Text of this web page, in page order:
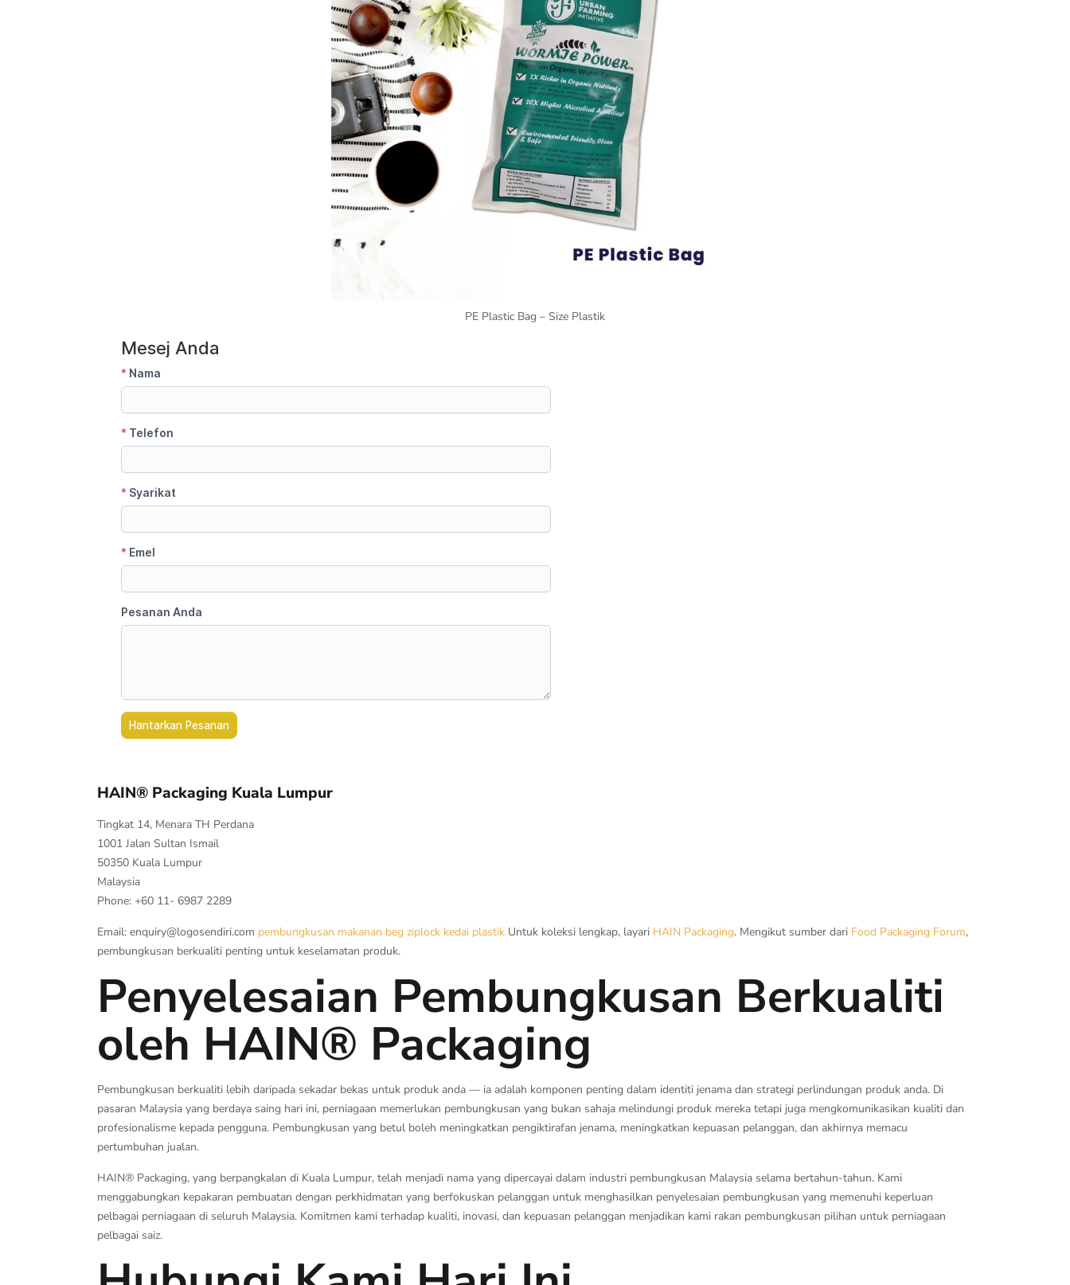
PE Plastic Bag – Size Plastik
HAIN® Packaging Kuala Lumpur
Tingkat 14, Menara TH Perdana
1001 Jalan Sultan Ismail
50350 Kuala Lumpur
Malaysia
Phone: +60 11- 6987 2289
Email:enquiry@logosendiri.com pembungkusan makanan beg ziplock kedai plastik Untuk koleksi lengkap, layari HAIN Packaging. Mengikut sumber dari Food Packaging Forum,
pembungkusan berkualiti penting untuk keselamatan produk.
Penyelesaian Pembungkusan Berkualiti
oleh HAIN® Packaging
Pembungkusan berkualiti lebih daripada sekadar bekas untuk produk anda — ia adalah komponen penting dalam identiti jenama dan strategi perlindungan produk anda. Di
pasaran Malaysia yang berdaya saing hari ini, perniagaan memerlukan pembungkusan yang bukan sahaja melindungi produk mereka tetapi juga mengkomunikasikan kualiti dan
profesionalisme kepada pengguna. Pembungkusan yang betul boleh meningkatkan pengiktirafan jenama, meningkatkan kepuasan pelanggan, dan akhirnya memacu
pertumbuhan jualan.
HAIN® Packaging, yang berpangkalan di Kuala Lumpur, telah menjadi nama yang dipercayai dalam industri pembungkusan Malaysia selama bertahun-tahun. Kami
menggabungkan kepakaran pembuatan dengan perkhidmatan yang berfokuskan pelanggan untuk menghasilkan penyelesaian pembungkusan yang memenuhi keperluan
pelbagai perniagaan di seluruh Malaysia. Komitmen kami terhadap kualiti, inovasi, dan kepuasan pelanggan menjadikan kami rakan pembungkusan pilihan untuk perniagaan
pelbagai saiz.